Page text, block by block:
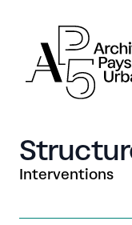
Interventions